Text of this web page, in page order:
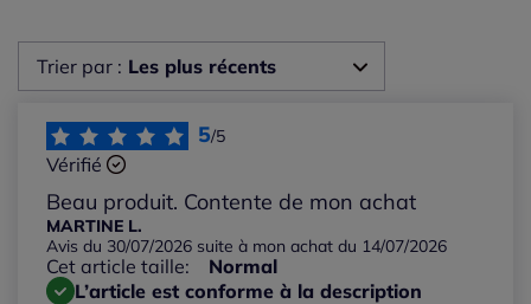
Trier par : Les plus récents
Les plus récents
Les plus anciens
Notes les plus élevées
5/5
Vérifié
Beau produit. Contente de mon achat
MARTINE L.
Avis du 30/07/2026 suite à mon achat du 14/07/2026
Cet article taille:
Normal
L’article est conforme à la description